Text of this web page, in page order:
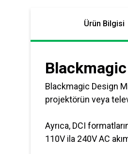
Ürün Bilgisi
Blackmagic Design
projektörün veya
Ayrıca, DCI
110V ila 240V AC